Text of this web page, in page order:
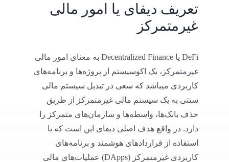
تعریف دیفای یا امور مالی
غیرمتمرکز
DeFi یا Decentralized Finance به معنای امور مالی
غیرمتمرکز، یک اکوسیستم از پروژه‌ها و برنامه‌های
کاربردی میباشد که سعی در تبدیل سیستم مالی
سنتی به یک سیستم مالی غیرمتمرکز از طریق
حذف بانک‌ها، واسطه‌ها و سازمان‌های متمرکز را
دارد. در واقع هدف اصلی دیفای این است که با
استفاده از قراردادهای هوشمند و برنامه‌های
کاربردی غیرمتمرکز (DApps) عملیات‌های مالی